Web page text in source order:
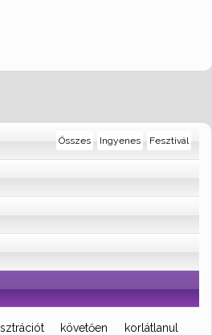
Fesztivál
Ingyenes
Összes
követően korlátlanul